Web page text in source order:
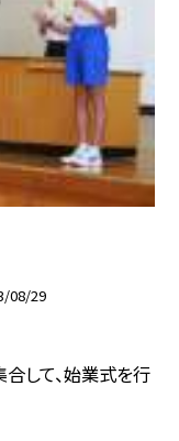
08/29
合して、始業式を行